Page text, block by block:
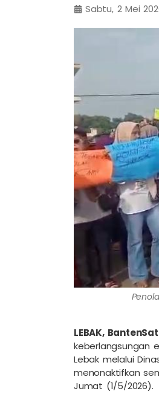
Sabtu, 2 Mei
LEBAK,
keberlangsungan
Lebak melalui
menonaktifkan
Jumat (1/5/2026).